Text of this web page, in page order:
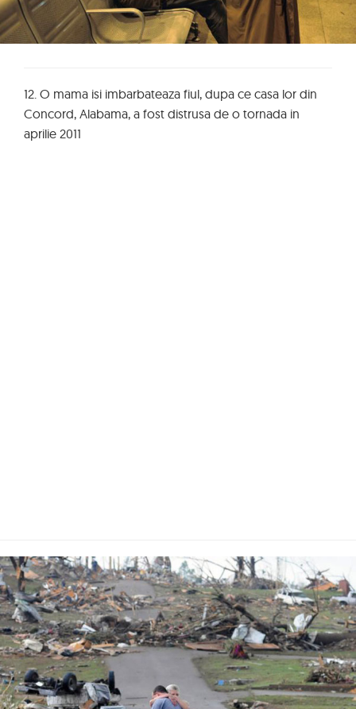
12. O mama isi imbarbateaza fiul, dupa ce casa lor din
Concord, Alabama, a fost distrusa de o tornada in
aprilie 2011